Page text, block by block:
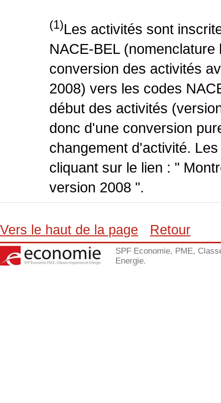
(1)Les activités sont
NACE-BEL
conversion des activités
2008) vers les codes
début des activités
donc d'une conversion
changement d'activité.
cliquant sur le lien : "
version 2008 ".
Vers le haut de la page Retour
SPF Economie, PME,
Energie.